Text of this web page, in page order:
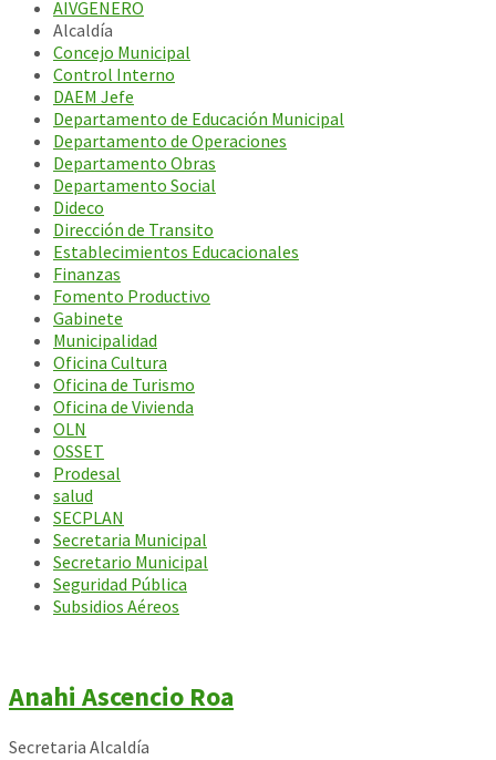
AIVGENERO
Alcaldía
Concejo Municipal
Control Interno
DAEM Jefe
Departamento de Educación Municipal
Departamento de Operaciones
Departamento Obras
Departamento Social
Dideco
Dirección de Transito
Establecimientos Educacionales
Finanzas
Fomento Productivo
Gabinete
Municipalidad
Oficina Cultura
Oficina de Turismo
Oficina de Vivienda
OLN
OSSET
Prodesal
salud
SECPLAN
Secretaria Municipal
Secretario Municipal
Seguridad Pública
Subsidios Aéreos
Anahi Ascencio Roa
Secretaria Alcaldía